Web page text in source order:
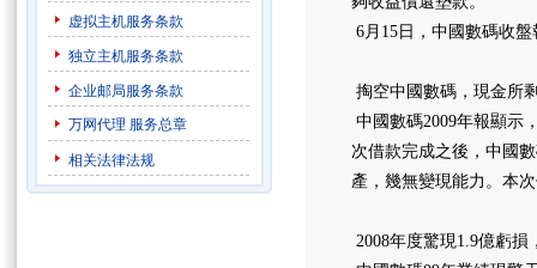
虚拟主机服务条款
独立主机服务条款
企业邮局服务条款
万网代理 服务总章
相关法律法规
6月15日，中國數碼收盤
掏空中國數碼，現金所
中國數碼2009年報顯示
次借款完成之後，中國
產，幾無變現能力。本
2008年度驚現1.9億虧